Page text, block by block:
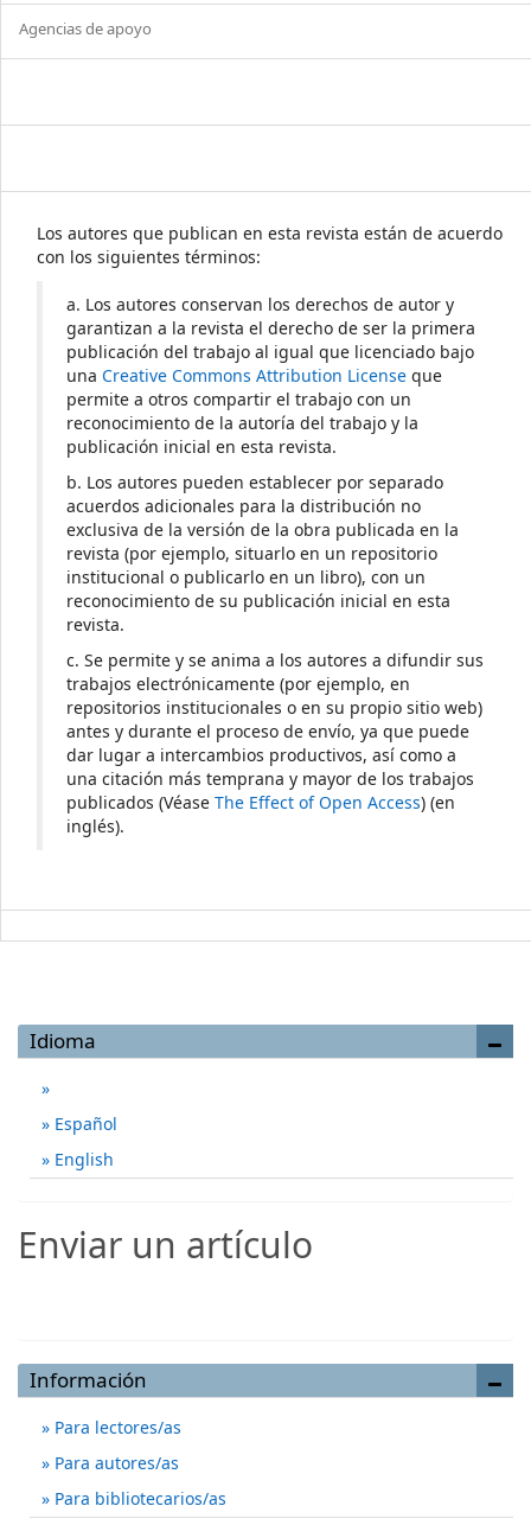
Agencias de apoyo
Los autores que publican en esta revista están de acuerdo
con los siguientes términos:
a. Los autores conservan los derechos de autor y
garantizan a la revista el derecho de ser la primera
publicación del trabajo al igual que licenciado bajo
una Creative Commons Attribution License que
permite a otros compartir el trabajo con un
reconocimiento de la autoría del trabajo y la
publicación inicial en esta revista.
b. Los autores pueden establecer por separado
acuerdos adicionales para la distribución no
exclusiva de la versión de la obra publicada en la
revista (por ejemplo, situarlo en un repositorio
institucional o publicarlo en un libro), con un
reconocimiento de su publicación inicial en esta
revista.
c. Se permite y se anima a los autores a difundir sus
trabajos electrónicamente (por ejemplo, en
repositorios institucionales o en su propio sitio web)
antes y durante el proceso de envío, ya que puede
dar lugar a intercambios productivos, así como a
una citación más temprana y mayor de los trabajos
publicados (Véase The Effect of Open Access) (en
inglés).
Idioma
Español
English
Enviar un artículo
Información
Para lectores/as
Para autores/as
Para bibliotecarios/as